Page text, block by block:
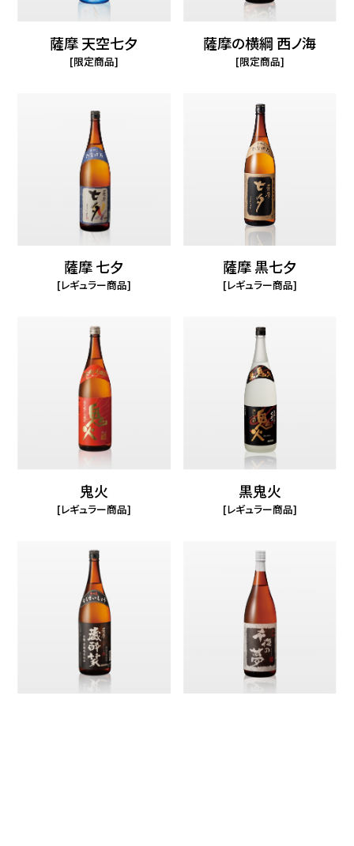
薩摩 天空七夕
限定商品
薩摩の横綱 西ノ海
限定商品
薩摩 七夕
レギュラー商品
薩摩 黒七夕
レギュラー商品
鬼火
レギュラー商品
黒鬼火
レギュラー商品